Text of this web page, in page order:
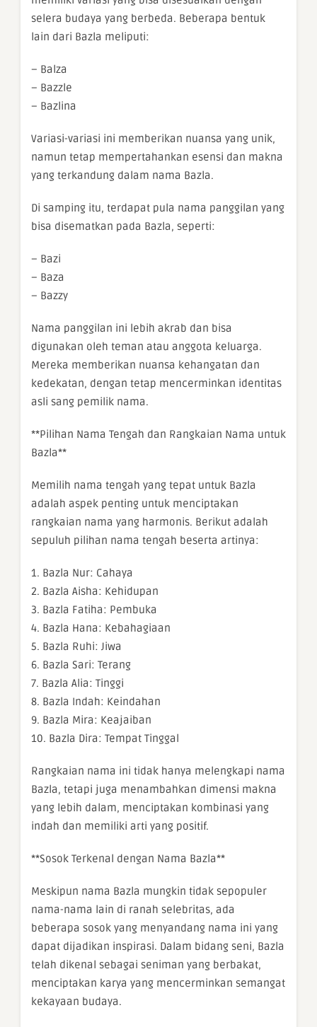
selera budaya yang berbeda. Beberapa bentuk
lain dari Bazla meliputi:
– Balza
– Bazzle
– Bazlina
Variasi-variasi ini memberikan nuansa yang unik,
namun tetap mempertahankan esensi dan makna
yang terkandung dalam nama Bazla.
Di samping itu, terdapat pula nama panggilan yang
bisa disematkan pada Bazla, seperti:
– Bazi
– Baza
– Bazzy
Nama panggilan ini lebih akrab dan bisa
digunakan oleh teman atau anggota keluarga.
Mereka memberikan nuansa kehangatan dan
kedekatan, dengan tetap mencerminkan identitas
asli sang pemilik nama.
**Pilihan Nama Tengah dan Rangkaian Nama untuk
Bazla**
Memilih nama tengah yang tepat untuk Bazla
adalah aspek penting untuk menciptakan
rangkaian nama yang harmonis. Berikut adalah
sepuluh pilihan nama tengah beserta artinya:
1. Bazla Nur: Cahaya
2. Bazla Aisha: Kehidupan
3. Bazla Fatiha: Pembuka
4. Bazla Hana: Kebahagiaan
5. Bazla Ruhi: Jiwa
6. Bazla Sari: Terang
7. Bazla Alia: Tinggi
8. Bazla Indah: Keindahan
9. Bazla Mira: Keajaiban
10. Bazla Dira: Tempat Tinggal
Rangkaian nama ini tidak hanya melengkapi nama
Bazla, tetapi juga menambahkan dimensi makna
yang lebih dalam, menciptakan kombinasi yang
indah dan memiliki arti yang positif.
**Sosok Terkenal dengan Nama Bazla**
Meskipun nama Bazla mungkin tidak sepopuler
nama-nama lain di ranah selebritas, ada
beberapa sosok yang menyandang nama ini yang
dapat dijadikan inspirasi. Dalam bidang seni, Bazla
telah dikenal sebagai seniman yang berbakat,
menciptakan karya yang mencerminkan semangat
kekayaan budaya.